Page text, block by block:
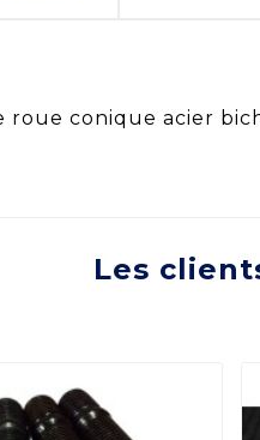
roue conique acier
Les